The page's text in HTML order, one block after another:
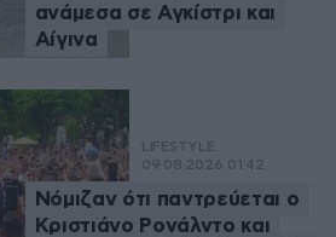
ανάμεσα σε Αγκίστρι και
Αίγινα
LIFESTYLE
09·08·2026 01:42
Νόμιζαν ότι παντρεύεται ο
Κριστιάνο Ρονάλντο και